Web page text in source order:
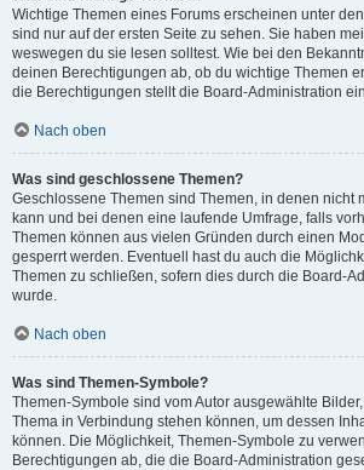
Wichtige Themen eines Forums erscheinen unter
sind nur auf der ersten Seite zu sehen. Sie haben
weswegen du sie lesen solltest. Wie bei den
deinen Berechtigungen ab, ob du wichtige Themen
die Berechtigungen stellt die Board-Administration
Nach oben
Was sind geschlossene Themen?
Geschlossene Themen sind Themen, in denen nicht
kann und bei denen eine laufende Umfrage, falls
Themen können aus vielen Gründen durch einen
gesperrt werden. Eventuell hast du auch die
Themen zu schließen, sofern dies durch die Board-
wurde.
Nach oben
Was sind Themen-Symbole?
Themen-Symbole sind vom Autor ausgewählte
Thema in Verbindung stehen können, um dessen
können. Die Möglichkeit, Themen-Symbole zu
Berechtigungen ab, die die Board-Administration